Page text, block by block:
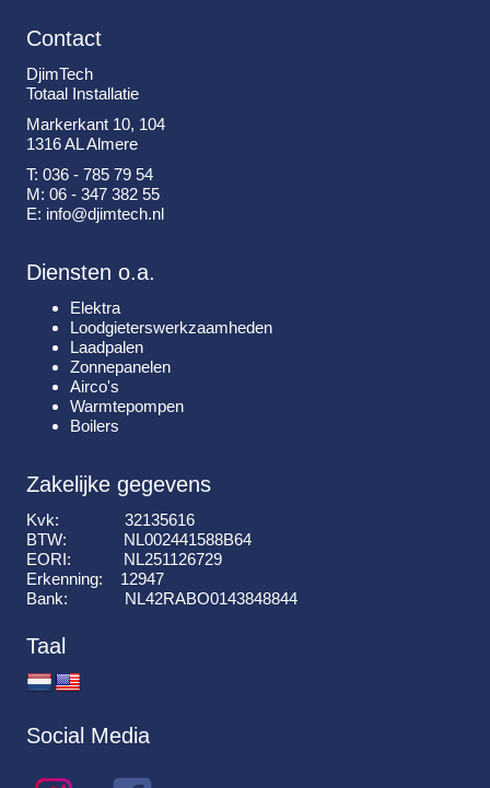
Contact
DjimTech
Totaal Installatie
Markerkant 10, 104
1316 AL Almere
T: 036 - 785 79 54
M: 06 - 347 382 55
E: info@djimtech.nl
Diensten o.a.
Elektra
Loodgieterswerkzaamheden
Laadpalen
Zonnepanelen
Airco's
Warmtepompen
Boilers
Zakelijke gegevens
Kvk: 32135616
BTW: NL002441588B64
EORI: NL251126729
Erkenning: 12947
Bank: NL42RABO0143848844
Taal
Social Media